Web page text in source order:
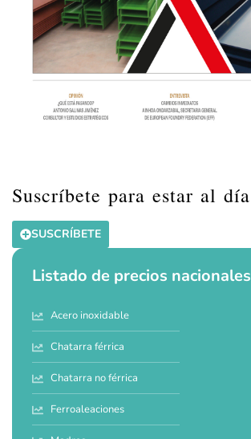
Suscríbete para estar al día
SUSCRÍBETE
Listado de precios nacionales
Acero inoxidable
Chatarra férrica
Chatarra no férrica
Ferroaleaciones